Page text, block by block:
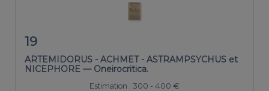
19
ARTEMIDORUS - ACHMET - ASTRAMPSYCHUS et
NICEPHORE — Oneirocritica.
Estimation : 300 - 400 €